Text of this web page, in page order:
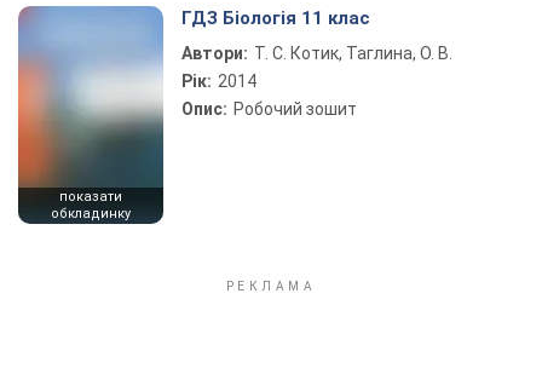
Play Video
показати
обкладинку
ГДЗ Біологія 11 клас
Автори: Т. С. Котик, Таглина, О. В.
Рік: 2014
Опис: Робочий зошит